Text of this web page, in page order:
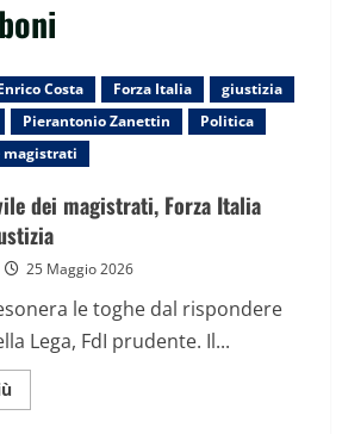
Costa Forza Italia
giustizia
Pierantonio Zanettin
Politica
magistrati
dei magistrati, Forza Italia
25 Maggio 2026
le toghe dal rispondere
Lega, FdI prudente. Il...
informazioni